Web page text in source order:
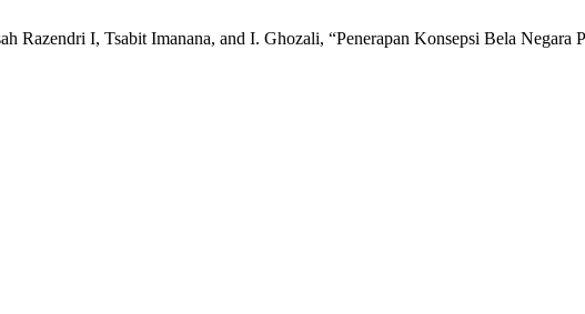
Razendri I, Tsabit Imanana, and I. Ghozali, “Penerapan Konsepsi Bela Negara